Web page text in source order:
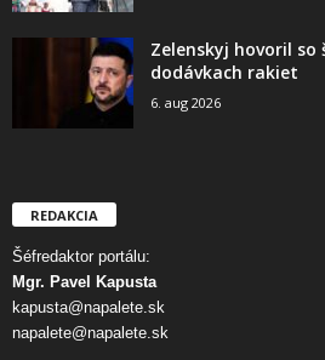
Zelenskyj hovoril so
dodávkach rakiet
6. aug 2026
REDAKCIA
Šéfredaktor portálu:
Mgr. Pavel Kapusta
kapusta@napalete.sk
napalete@napalete.sk